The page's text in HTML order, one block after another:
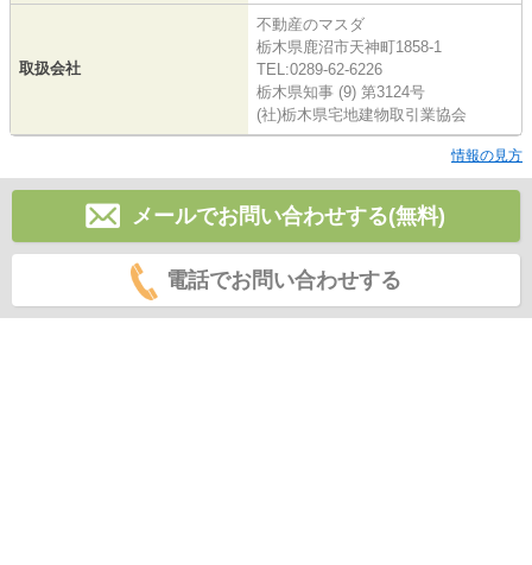
取扱会社
不動産のマスダ
栃木県鹿沼市天神町1858-1
TEL:0289-62-6226
栃木県知事 (9) 第3124号
(社)栃木県宅地建物取引業協会
情報の見方
メールでお問い合わせする(無料)
電話でお問い合わせする